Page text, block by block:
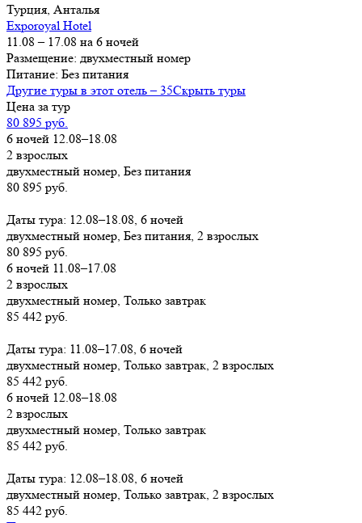
Турция, Анталья
Exporoyal Hotel
11.08 – 17.08 на 6 ночей
Размещение: двухместный номер
Питание: Без питания
Другие туры в этот отель – 35Скрыть туры
Цена за тур
80 895 руб.
6 ночей 12.08–18.08
2 взрослых
двухместный номер, Без питания
80 895 руб.
Даты тура: 12.08–18.08, 6 ночей
двухместный номер, Без питания, 2 взрослых
80 895 руб.
6 ночей 11.08–17.08
2 взрослых
двухместный номер, Только завтрак
85 442 руб.
Даты тура: 11.08–17.08, 6 ночей
двухместный номер, Только завтрак, 2 взрослых
85 442 руб.
6 ночей 12.08–18.08
2 взрослых
двухместный номер, Только завтрак
85 442 руб.
Даты тура: 12.08–18.08, 6 ночей
двухместный номер, Только завтрак, 2 взрослых
85 442 руб.